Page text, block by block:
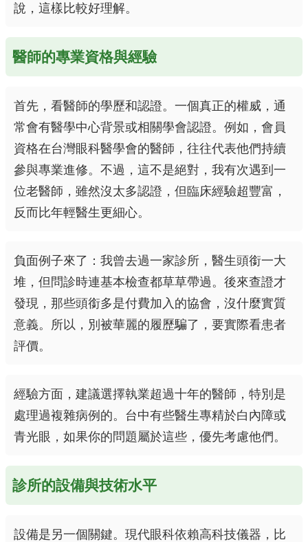
說，這樣比較好理解。
醫師的專業資格與經驗
首先，看醫師的學歷和認證。一個真正的權威，通
常會有醫學中心背景或相關學會認證。例如，會員
資格在台灣眼科醫學會的醫師，往往代表他們持續
參與專業進修。不過，這不是絕對，我有次遇到一
位老醫師，雖然沒太多認證，但臨床經驗超豐富，
反而比年輕醫生更細心。
負面例子來了：我曾去過一家診所，醫生頭銜一大
堆，但問診時連基本檢查都草草帶過。後來查證才
發現，那些頭銜多是付費加入的協會，沒什麼實質
意義。所以，別被華麗的履歷騙了，要實際看患者
評價。
經驗方面，建議選擇執業超過十年的醫師，特別是
處理過複雜病例的。台中有些醫生專精於白內障或
青光眼，如果你的問題屬於這些，優先考慮他們。
診所的設備與技術水平
設備是另一個關鍵。現代眼科依賴高科技儀器，比